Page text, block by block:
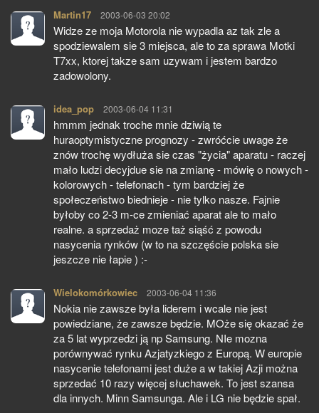
Martin17 pisze:
2003-06-03 20:02
Widze ze moja Motorola nie wypadla az tak zle a
spodziewalem sie 3 miejsca, ale to za sprawa Motki
T7xx, ktorej takze sam uzywam i jestem bardzo
zadowolony.
idea_pop pisze:
2003-06-04 11:31
hmmm jednak troche mnie dziwią te
huraoptymistyczne prognozy - zwróćcie uwage że
znów trochę wydłuża sie czas "życia" aparatu - raczej
mało ludzi decyjdue sie na zmianę - mówię o nowych -
kolorowych - telefonach - tym bardziej że
społeczeństwo biednieje - nie tylko nasze. Fajnie
byłoby co 2-3 m-ce zmieniać aparat ale to mało
realne. a sprzedaż moze taż siąść z powodu
nasycenia rynków (w to na szczęście polska sie
jeszcze nie łapie ) :-
Wielokomórkowiec pisze:
2003-06-04 11:36
Nokia nie zawsze była liderem i wcale nie jest
powiedziane, że zawsze będzie. MOże się okazać że
za 5 lat wyprzedzi ją np Samsung. NIe mozna
porównywać rynku Azjatyzkiego z Europą. W europie
nasycenie telefonami jest duże a w takiej Azji można
sprzedać 10 razy więcej słuchawek. To jest szansa
dla innych. Minn Samsunga. Ale i LG nie będzie spał.